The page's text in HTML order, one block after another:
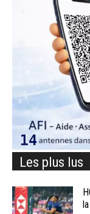
Les plus lus